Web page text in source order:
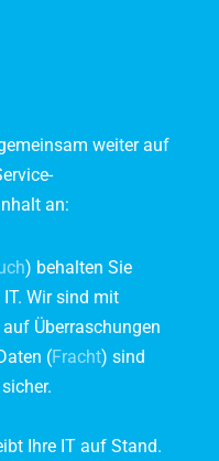
weiter auf
an:
) behalten Sie
Wir sind mit
Überraschungen
(Fracht) sind
Ihre IT auf Stand.